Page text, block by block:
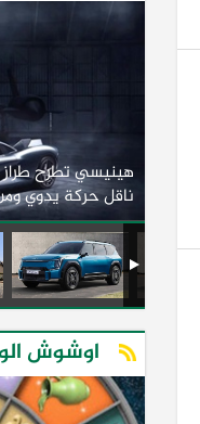
ناقل حركة يدوي
اوشوش